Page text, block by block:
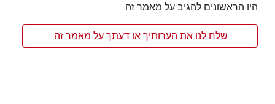
היו הראשונים להגיב על מאמר זה
שלח לנו את הערותיך או דעתך על מאמר זה.